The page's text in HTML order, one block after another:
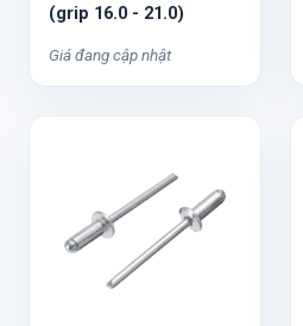
(grip 16.0 - 21.0)
Giá đang cập nhật